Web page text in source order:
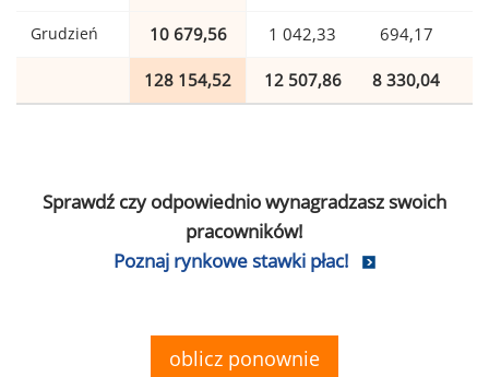
Grudzień 10 679,56 1 042,33 694,17
128 154,52 12 507,86 8 330,04
Sprawdź czy odpowiednio wynagradzasz swoich
pracowników!
Poznaj rynkowe stawki płac!
oblicz ponownie